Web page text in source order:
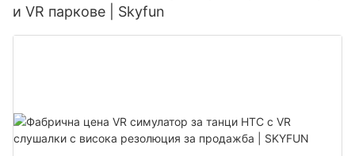
и VR паркове | Skyfun